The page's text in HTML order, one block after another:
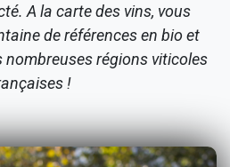
A la carte des vins, vous
de références en bio et
régions viticoles
!